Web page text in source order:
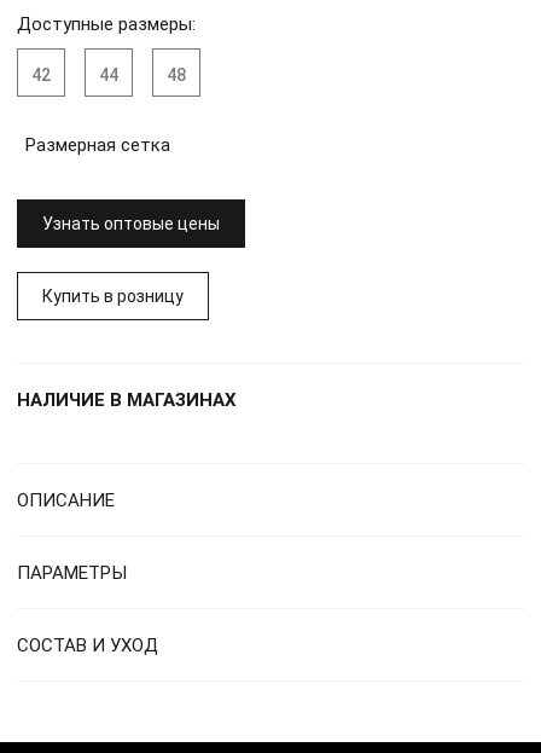
Доступные размеры:
42 44 48
Размерная сетка
Узнать оптовые цены
Купить в розницу
НАЛИЧИЕ В МАГАЗИНАХ
ОПИСАНИЕ
ПАРАМЕТРЫ
СОСТАВ И УХОД